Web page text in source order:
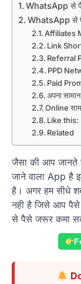
WhatsApp से
WhatsApp से
Affiliates
Link
Referral
PPD
Paid
अपना
Online
Like this:
Related
जैसा की आप जानते
जाने वाला App है
है। अगर हम सीधे
नही है जिसे आप
से पैसे जरूर कमा